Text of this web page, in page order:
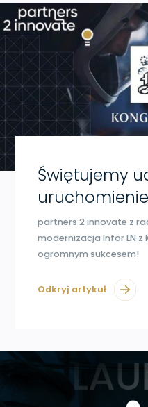
Świętujemy
partners 2 innovate z
modernizacja Infor LN z
ogromnym sukcesem!
Odkryj artykuł